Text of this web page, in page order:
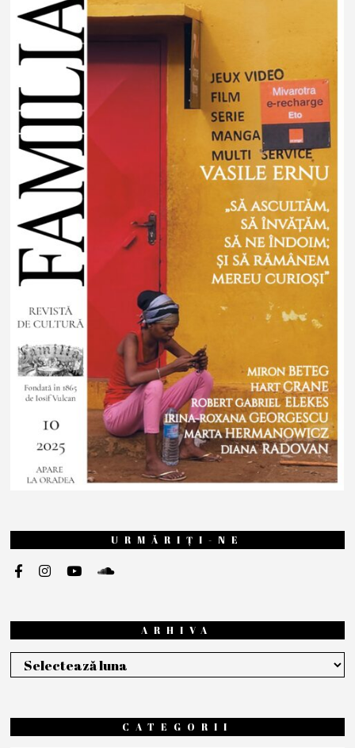
URMĂRIȚI-NE
ARHIVA
Arhiva
CATEGORII